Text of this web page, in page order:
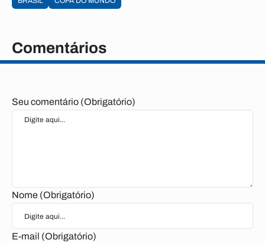
Comentários
Seu comentário (Obrigatório)
Nome (Obrigatório)
E-mail (Obrigatório)